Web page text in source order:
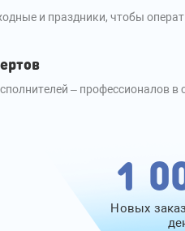
и праздники, чтобы
– профессионалов
1
Новых